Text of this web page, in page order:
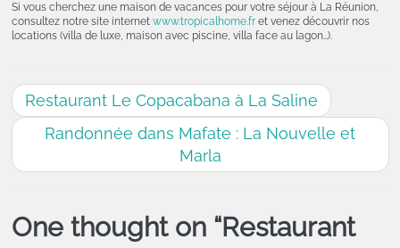
Si vous cherchez une maison de vacances pour votre séjour à La Réunion,
consultez notre site internet www.tropicalhome.fret venez découvrir nos
locations (villa de luxe, maison avec piscine, villa face au lagon…).
Restaurant Le Copacabana à La Saline
R andonnée dans Mafate : La Nouvelle et
Marla
One thought on “Restaurant